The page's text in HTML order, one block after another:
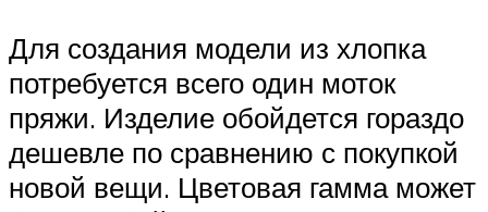
Для создания модели из хлопка
потребуется всего один моток
пряжи. Изделие обойдется гораздо
дешевле по сравнению с покупкой
новой вещи. Цветовая гамма может